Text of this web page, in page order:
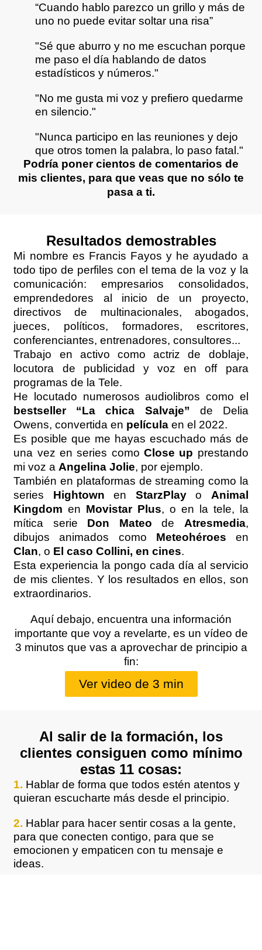
“Cuando hablo parezco un grillo y más de
uno no puede evitar soltar una risa”
"Sé que aburro y no me escuchan porque
me paso el día hablando de datos
estadísticos y números."
"No me gusta mi voz y prefiero quedarme
en silencio."
"Nunca participo en las reuniones y dejo
que otros tomen la palabra, lo paso fatal."
Podría poner cientos de comentarios de
mis clientes, para que veas que no sólo te
pasa a ti.
Resultados demostrables
Mi nombre es Francis Fayos y he ayudado a
todo tipo de perfiles con el tema de la voz y la
comunicación: empresarios consolidados,
emprendedores al inicio de un proyecto,
directivos de multinacionales, abogados,
jueces, políticos, formadores, escritores,
conferenciantes, entrenadores, consultores...
Trabajo en activo como actriz de doblaje,
locutora de publicidad y voz en off para
programas de la Tele.
He locutado numerosos audiolibros como el
bestseller “La chica Salvaje” de Delia
Owens, convertida en película en el 2022.
Es posible que me hayas escuchado más de
una vez en series como Close up prestando
mi voz aAngelina Jolie, por ejemplo.
También en plataformas de streaming como la
series Hightownen StarzPlayo Animal
Kingdom en Movistar Plus, o en la tele, la
mítica serie Don Mateo de Atresmedia,
dibujos animados como Meteohéroes en
Clan, o El caso Collini, en cines.
Esta experiencia la pongo cada día al servicio
de mis clientes. Y los resultados en ellos, son
extraordinarios.
Aquí debajo, encuentra una información
importante que voy a revelarte, es un vídeo de
3 minutos que vas a aprovechar de principio a
fin:
Ver video de 3 min
Al salir de la formación, los
clientes consiguen como mínimo
estas 11 cosas:
1. Hablar de forma que todos estén atentos y
quieran escucharte más desde el principio.
2. Hablar para hacer sentir cosas a la gente,
para que conecten contigo, para que se
emocionen y empaticen con tu mensaje e
ideas.